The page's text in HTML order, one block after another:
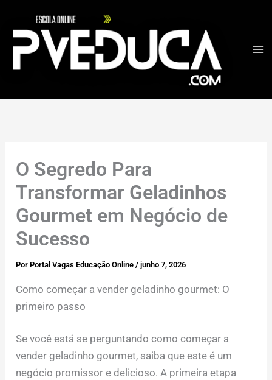
O Segredo Para
Transformar Geladinhos
Gourmet em Negócio de
Sucesso
PorPortal Vagas Educação Online/junho 7, 2026
Como começar a vender geladinho gourmet: O
primeiro passo
Se você está se perguntando como começar a
vender geladinho gourmet, saiba que este é um
negócio promissor e delicioso. A primeira etapa